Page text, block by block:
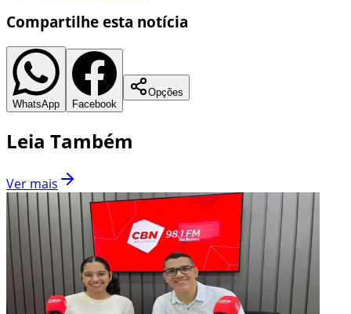
Compartilhe esta notícia
WhatsApp Facebook
Opções
Leia Também
Ver mais